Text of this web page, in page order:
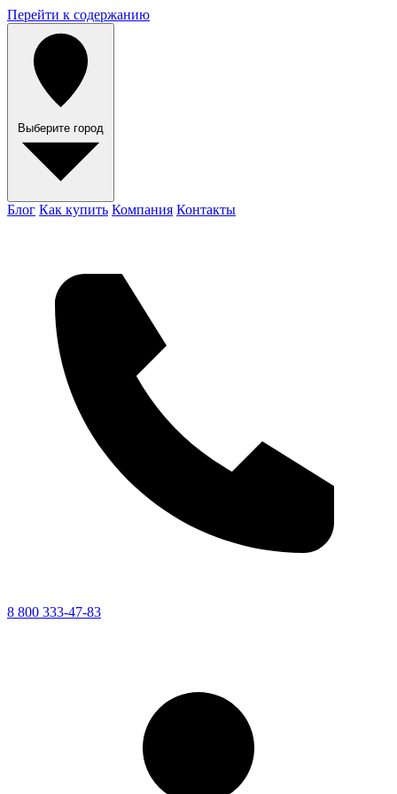
Перейти к содержанию
Выберите город
Блог Как купить Компания Контакты
8 800 333-47-83